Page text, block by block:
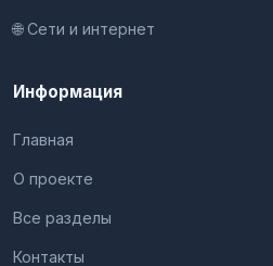
🌐 Сети и интернет
Информация
Главная
О проекте
Все разделы
Контакты